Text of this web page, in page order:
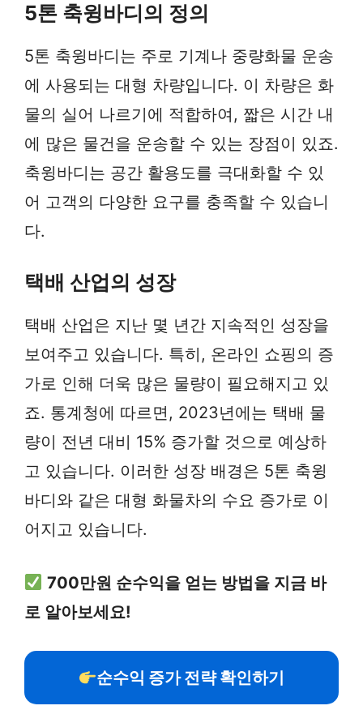
5톤 축윙바디의 정의
5톤 축윙바디는 주로 기계나 중량화물 운송
에 사용되는 대형 차량입니다. 이 차량은 화
물의 실어 나르기에 적합하여, 짧은 시간 내
에 많은 물건을 운송할 수 있는 장점이 있죠.
축윙바디는 공간 활용도를 극대화할 수 있
어 고객의 다양한 요구를 충족할 수 있습니
다.
택배 산업의 성장
택배 산업은 지난 몇 년간 지속적인 성장을
보여주고 있습니다. 특히, 온라인 쇼핑의 증
가로 인해 더욱 많은 물량이 필요해지고 있
죠. 통계청에 따르면, 2023년에는 택배 물
량이 전년 대비 15% 증가할 것으로 예상하
고 있습니다. 이러한 성장 배경은 5톤 축윙
바디와 같은 대형 화물차의 수요 증가로 이
어지고 있습니다.
700만원 순수익을 얻는 방법을 지금 바
로 알아보세요!
순수익 증가 전략 확인하기